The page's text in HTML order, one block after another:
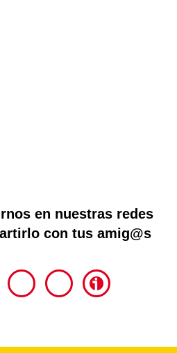
en nuestras redes
con tus amig@s